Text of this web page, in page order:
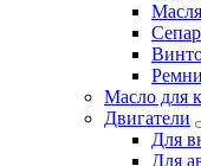
Ремни
Масло для
Двигатели
Для
Для